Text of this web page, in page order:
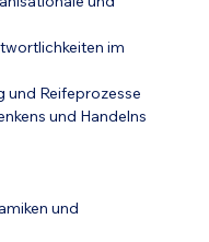
im
und Reifeprozesse
und Handelns
und